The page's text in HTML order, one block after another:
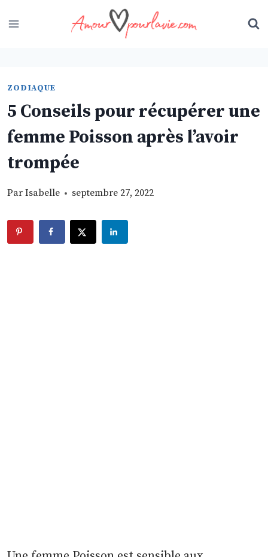
to
ZODIAQUE
5 Conseils pour récupérer une
femme Poisson après l’avoir
trompée
Par Isabelle septembre 27, 2022